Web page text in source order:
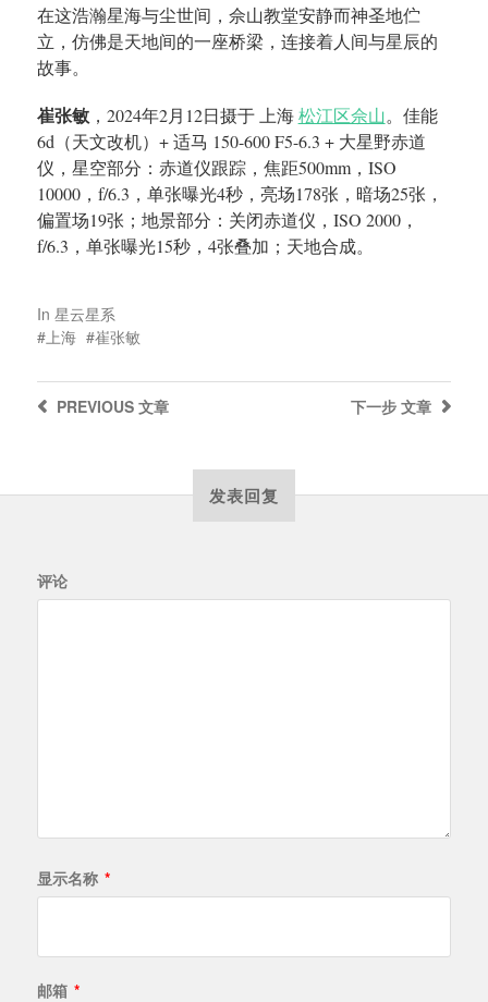
在这浩瀚星海与尘世间，佘山教堂安静而神圣地伫
立，仿佛是天地间的一座桥梁，连接着人间与星辰的
故事。
崔张敏，2024年2月12日摄于 上海松江区佘山。佳能
6d（天文改机）+ 适马 150-600 F5-6.3 + 大星野赤道
仪，星空部分：赤道仪跟踪，焦距500mm，ISO
10000，f/6.3，单张曝光4秒，亮场178张，暗场25张，
偏置场19张；地景部分：关闭赤道仪，ISO 2000，
f/6.3，单张曝光15秒，4张叠加；天地合成。
In 星云星系
上海
崔张敏
下一步 文章
PREVIOUS文章
发表回复
评论
显示名称 *
邮箱 *